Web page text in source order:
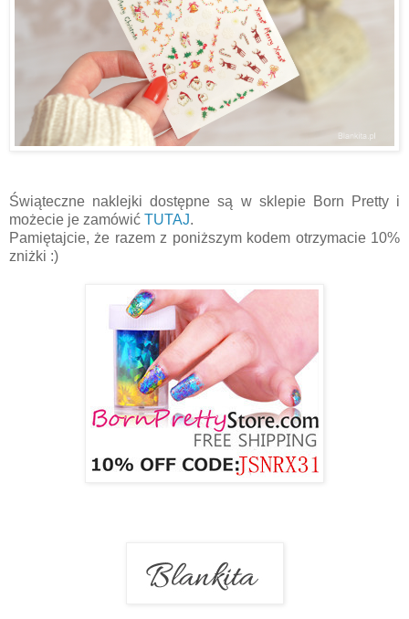
Świąteczne naklejki dostępne są w sklepie Born Pretty i
możecie je zamówić TUTAJ.
Pamiętajcie, że razem z poniższym kodem otrzymacie 10%
zniżki :)